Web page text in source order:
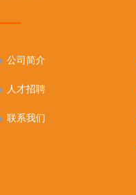
公司简介
人才招聘
联系我们